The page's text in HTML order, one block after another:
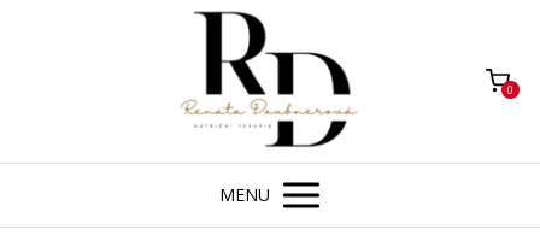
0
MENU